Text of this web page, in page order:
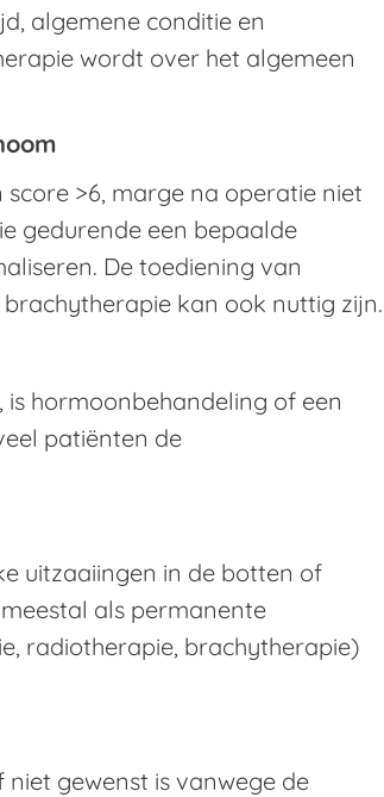
algemene conditie en
wordt over het algemeen
>6, marge na operatie niet
gedurende een bepaalde
De toediening van
kan ook nuttig zijn.
hormoonbehandeling of een
patiënten de
uitzaaiingen in de botten of
als permanente
radiotherapie, brachytherapie)
gewenst is vanwege de